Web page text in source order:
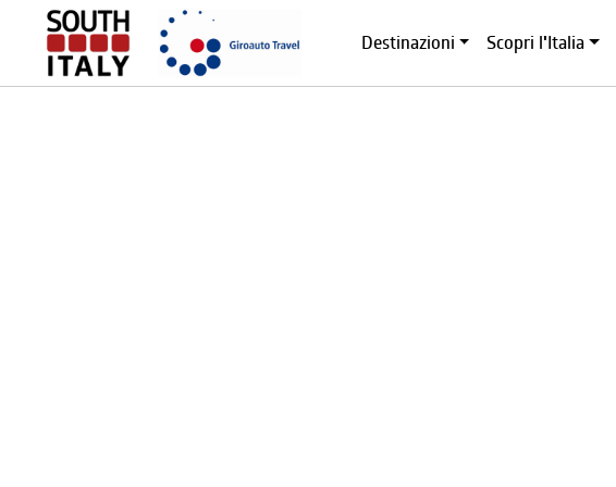
Destinazioni Scopri l'Italia